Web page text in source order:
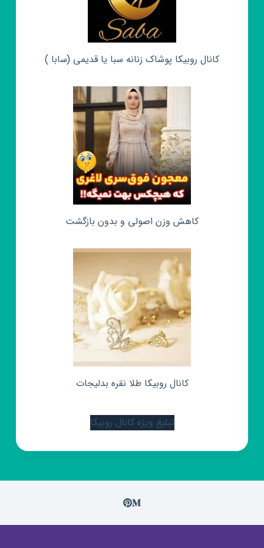
کانال روبیکا پوشاک زنانه سبا یا قدیمی (سابا )
کاهش وزن اصولی و بدون بازگشت
کانال روبیکا طلا نقره بدلیجات
تبلیغ ویژه کانال روبیکا